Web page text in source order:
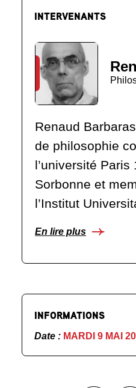
INTERVENANTS
Renaud
de philosophie
l’université Paris
Sorbonne et
l’Institut
En lire plus
INFORMATIONS
Date : MARDI 9 MAI